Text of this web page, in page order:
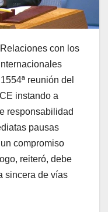
con los
reunión del
instando a
responsabilidad
pausas
compromiso
reiteró, debe
sincera de vías